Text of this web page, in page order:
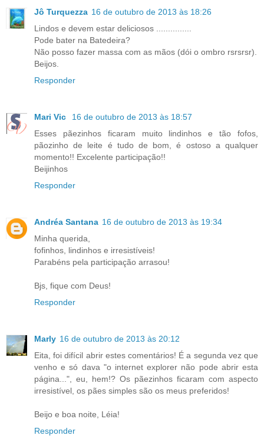
Jô Turquezza 16 de outubro de 2013 às 18:26
Lindos e devem estar deliciosos ...............
Pode bater na Batedeira?
Não posso fazer massa com as mãos (dói o ombro rsrsrsr).
Beijos.
Responder
Mari Vic
16 de outubro de 2013 às 18:57
Esses pãezinhos ficaram muito lindinhos e tão fofos,
pãozinho de leite é tudo de bom, é ostoso a qualquer
momento!! Excelente participação!!
Beijinhos
Responder
Andréa Santana 16 de outubro de 2013 às 19:34
Minha querida,
fofinhos, lindinhos e irresistíveis!
Parabéns pela participação arrasou!
Bjs, fique com Deus!
Responder
Marly 16 de outubro de 2013 às 20:12
Eita, foi difícil abrir estes comentários! É a segunda vez que
venho e só dava "o internet explorer não pode abrir esta
página...", eu, hem!? Os pãezinhos ficaram com aspecto
irresistível, os pães simples são os meus preferidos!
Beijo e boa noite, Léia!
Responder